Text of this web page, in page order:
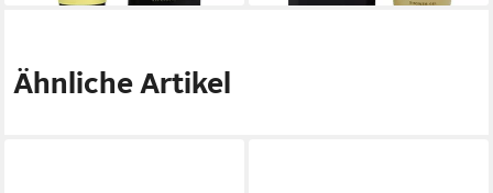
Ähnliche Artikel